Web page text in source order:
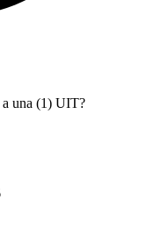
a una (1) UIT?